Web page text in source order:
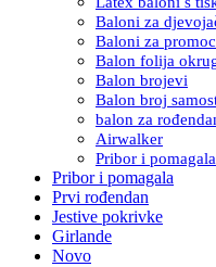
Baloni za
Baloni za
Balon folija
Balon brojevi
Balon broj
balon za
Airwalker
Pribor i pomagala
Pribor i pomagala
Prvi rođendan
Jestive pokrivke
Girlande
Novo